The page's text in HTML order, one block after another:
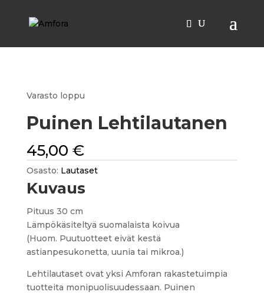
Varasto loppu
Puinen Lehtilautanen
45,00 €
Osasto: Lautaset
Kuvaus
Pituus 30 cm
Lämpökäsiteltyä suomalaista koivua
(Huom. Puutuotteet eivät kestä
astianpesukonetta, uunia tai mikroa.)
Lehtilautaset ovat yksi Amforan rakastetuimpia
tuotteita monipuolisuudessaan. Puinen